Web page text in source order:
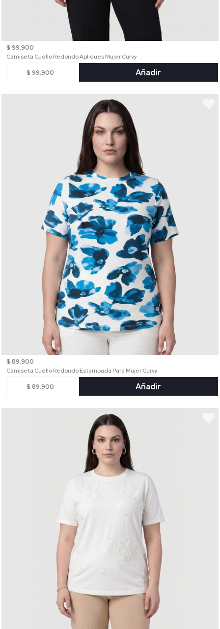
$ 99.900
Camiseta Cuello Redondo Apliques Mujer Curvy
$ 99.900 Añadir
$ 89.900
Camiseta Cuello Redondo Estampada Para Mujer Curvy
$ 89.900 Añadir